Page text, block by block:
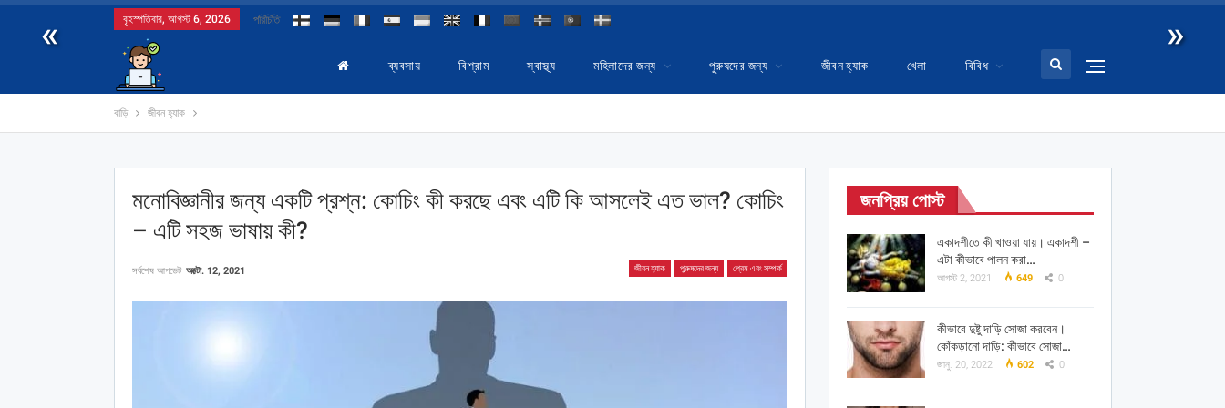
« »
বৃহস্পতিবার, আগস্ট 6, 2026 পরিচিতি
ব্যবসায় বিশ্রাম স্বাস্থ্য মহিলাদের জন্য পুরুষদের জন্য জীবন হ্যাক খেলা বিবিধ
বাড়ি জীবন হ্যাক
মনোবিজ্ঞানীর জন্য একটি প্রশ্ন: কোচিং কী করছে এবং এটি কি আসলেই এত ভাল? কোচিং
– এটি সহজ ভাষায় কী?
জীবন হ্যাক পুরুষদের জন্য প্রেম এবং সম্পর্ক
সর্বশেষ আপডেট অক্টো. 12, 2021
জনপ্রিয় পোস্ট
একাদশীতে কী খাওয়া যায়। একাদশী –
এটা কীভাবে পালন করা…
আগস্ট 2, 2021 649 0
কীভাবে দুষ্টু দাড়ি সোজা করবেন।
কোঁকড়ানো দাড়ি: কীভাবে সোজা…
জানু. 20, 2022 602 0